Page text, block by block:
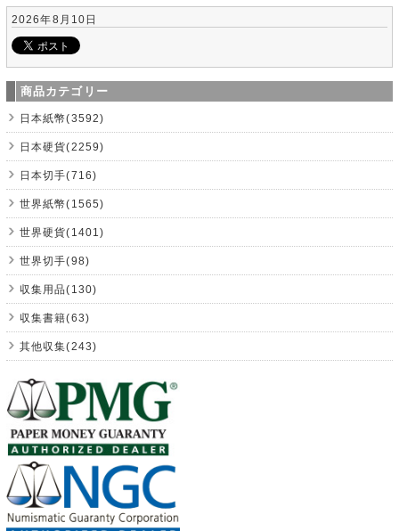
2026年8月10日
商品カテゴリー
日本紙幣(3592)
日本硬貨(2259)
日本切手(716)
世界紙幣(1565)
世界硬貨(1401)
世界切手(98)
収集用品(130)
収集書籍(63)
其他収集(243)